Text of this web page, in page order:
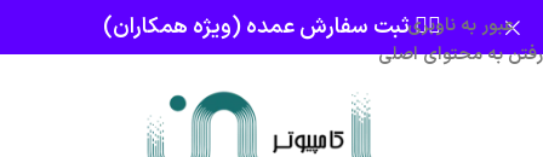
عبور به ناوبری
رفتن به محتوای اصلی
👈🏻 ثبت سفارش عمده (ویژه همکاران)